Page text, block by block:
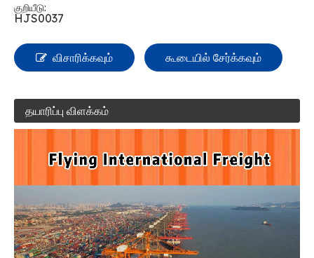
குறியீடு:
HJS0037
விசாரிக்கவும் கூடையில் சேர்க்கவும்
தயாரிப்பு விளக்கம்